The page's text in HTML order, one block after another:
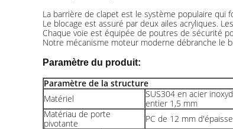
La barrière de clapet est le système populaire qui
Le blocage est assuré par deux ailes acryliques.
Chaque voie est équipée de poutres de sécurité
Notre mécanisme moteur moderne débranche le
Paramètre du produit:
Paramètre de la structure
Matériel
SUS304 en acier
entier 1,5 mm
Matériau de porte
pivotante
PC de 12 mm